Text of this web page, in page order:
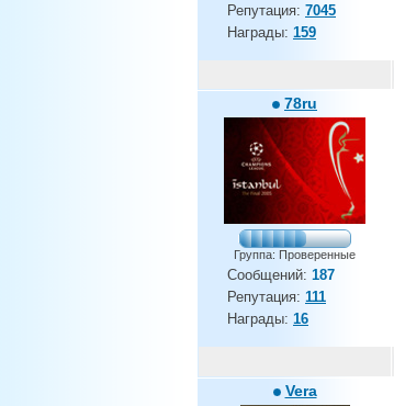
Репутация: 7045
Награды: 159
78ru
Группа: Проверенные
Сообщений: 187
Репутация: 111
Награды: 16
Vera